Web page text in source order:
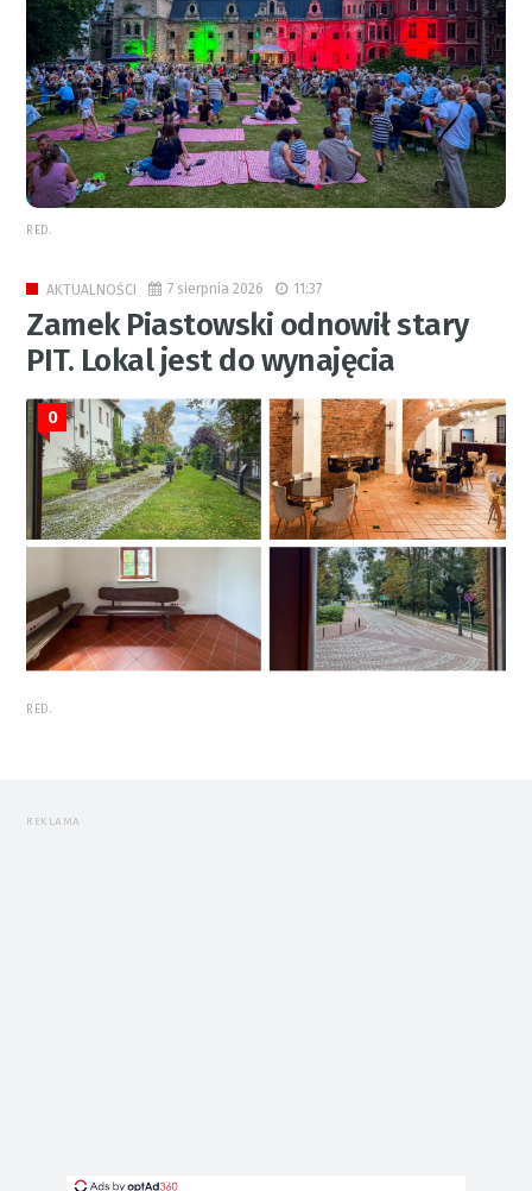
RED.
AKTUALNOŚCI 7 sierpnia 2026 11:37
Zamek Piastowski odnowił stary
PIT. Lokal jest do wynajęcia
0
RED.
REKLAMA